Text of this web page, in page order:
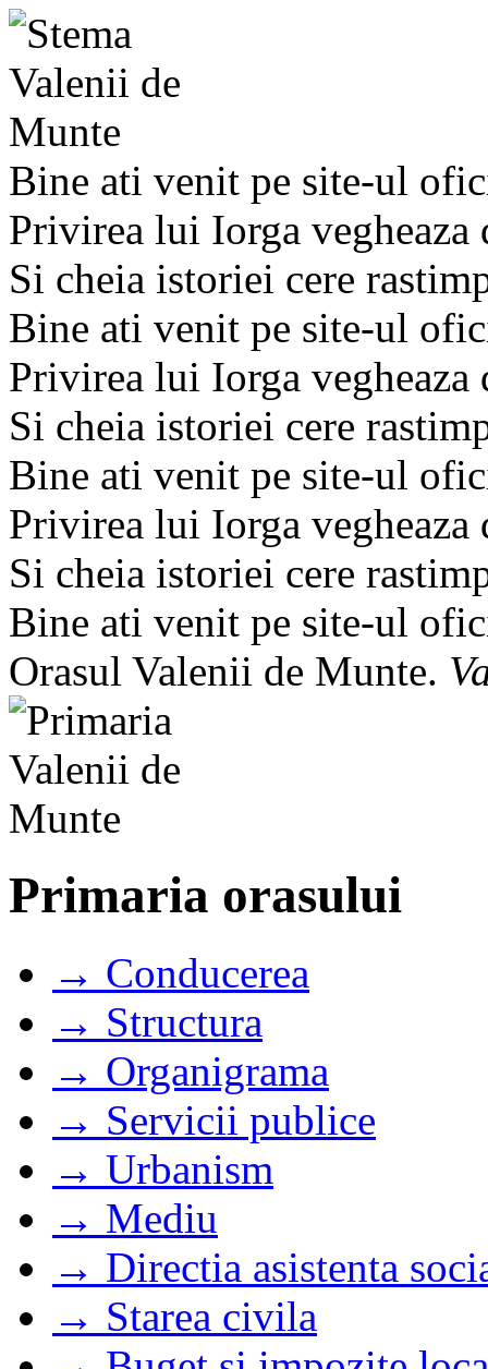
Bine ati venit pe site-ul
Privirea lui Iorga
Si cheia istoriei cere
Bine ati venit pe site-ul
Privirea lui Iorga
Si cheia istoriei cere
Bine ati venit pe site-ul
Privirea lui Iorga
Si cheia istoriei cere
Bine ati venit pe site-ul
Orasul Valenii de Munte.
Primaria orasului
→ Conducerea
→ Structura
→ Organigrama
→ Servicii publice
→ Urbanism
→ Mediu
→ Directia asistenta
→ Starea civila